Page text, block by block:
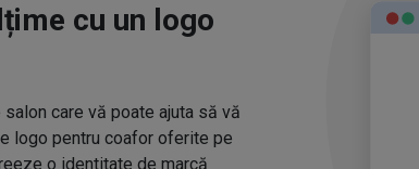
cu un logo
care vă poate ajuta să vă
logo pentru coafor oferite pe
o identitate de marcă